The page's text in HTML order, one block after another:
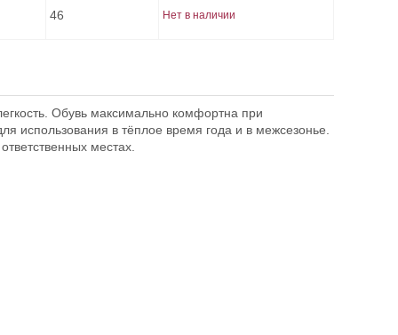
46 Нет в наличии
Обувь максимально комфортна при
использования в тёплое время года и в межсезонье.
местах.